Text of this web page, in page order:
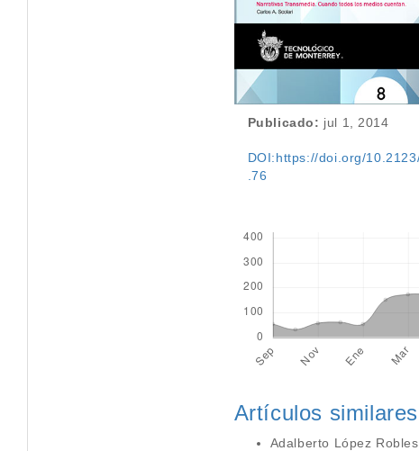
Publicado: jul 1, 2014
DOI:https://doi.org/
.76
Artículos similares
Adalberto López Robles,